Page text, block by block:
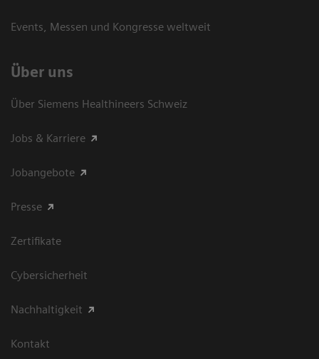
Events, Messen und Kongresse weltweit
Über uns
Über Siemens Healthineers Schweiz
Jobs & Karriere
Jobangebote
Presse
Zertifikate
Cybersicherheit
Nachhaltigkeit
Kontakt